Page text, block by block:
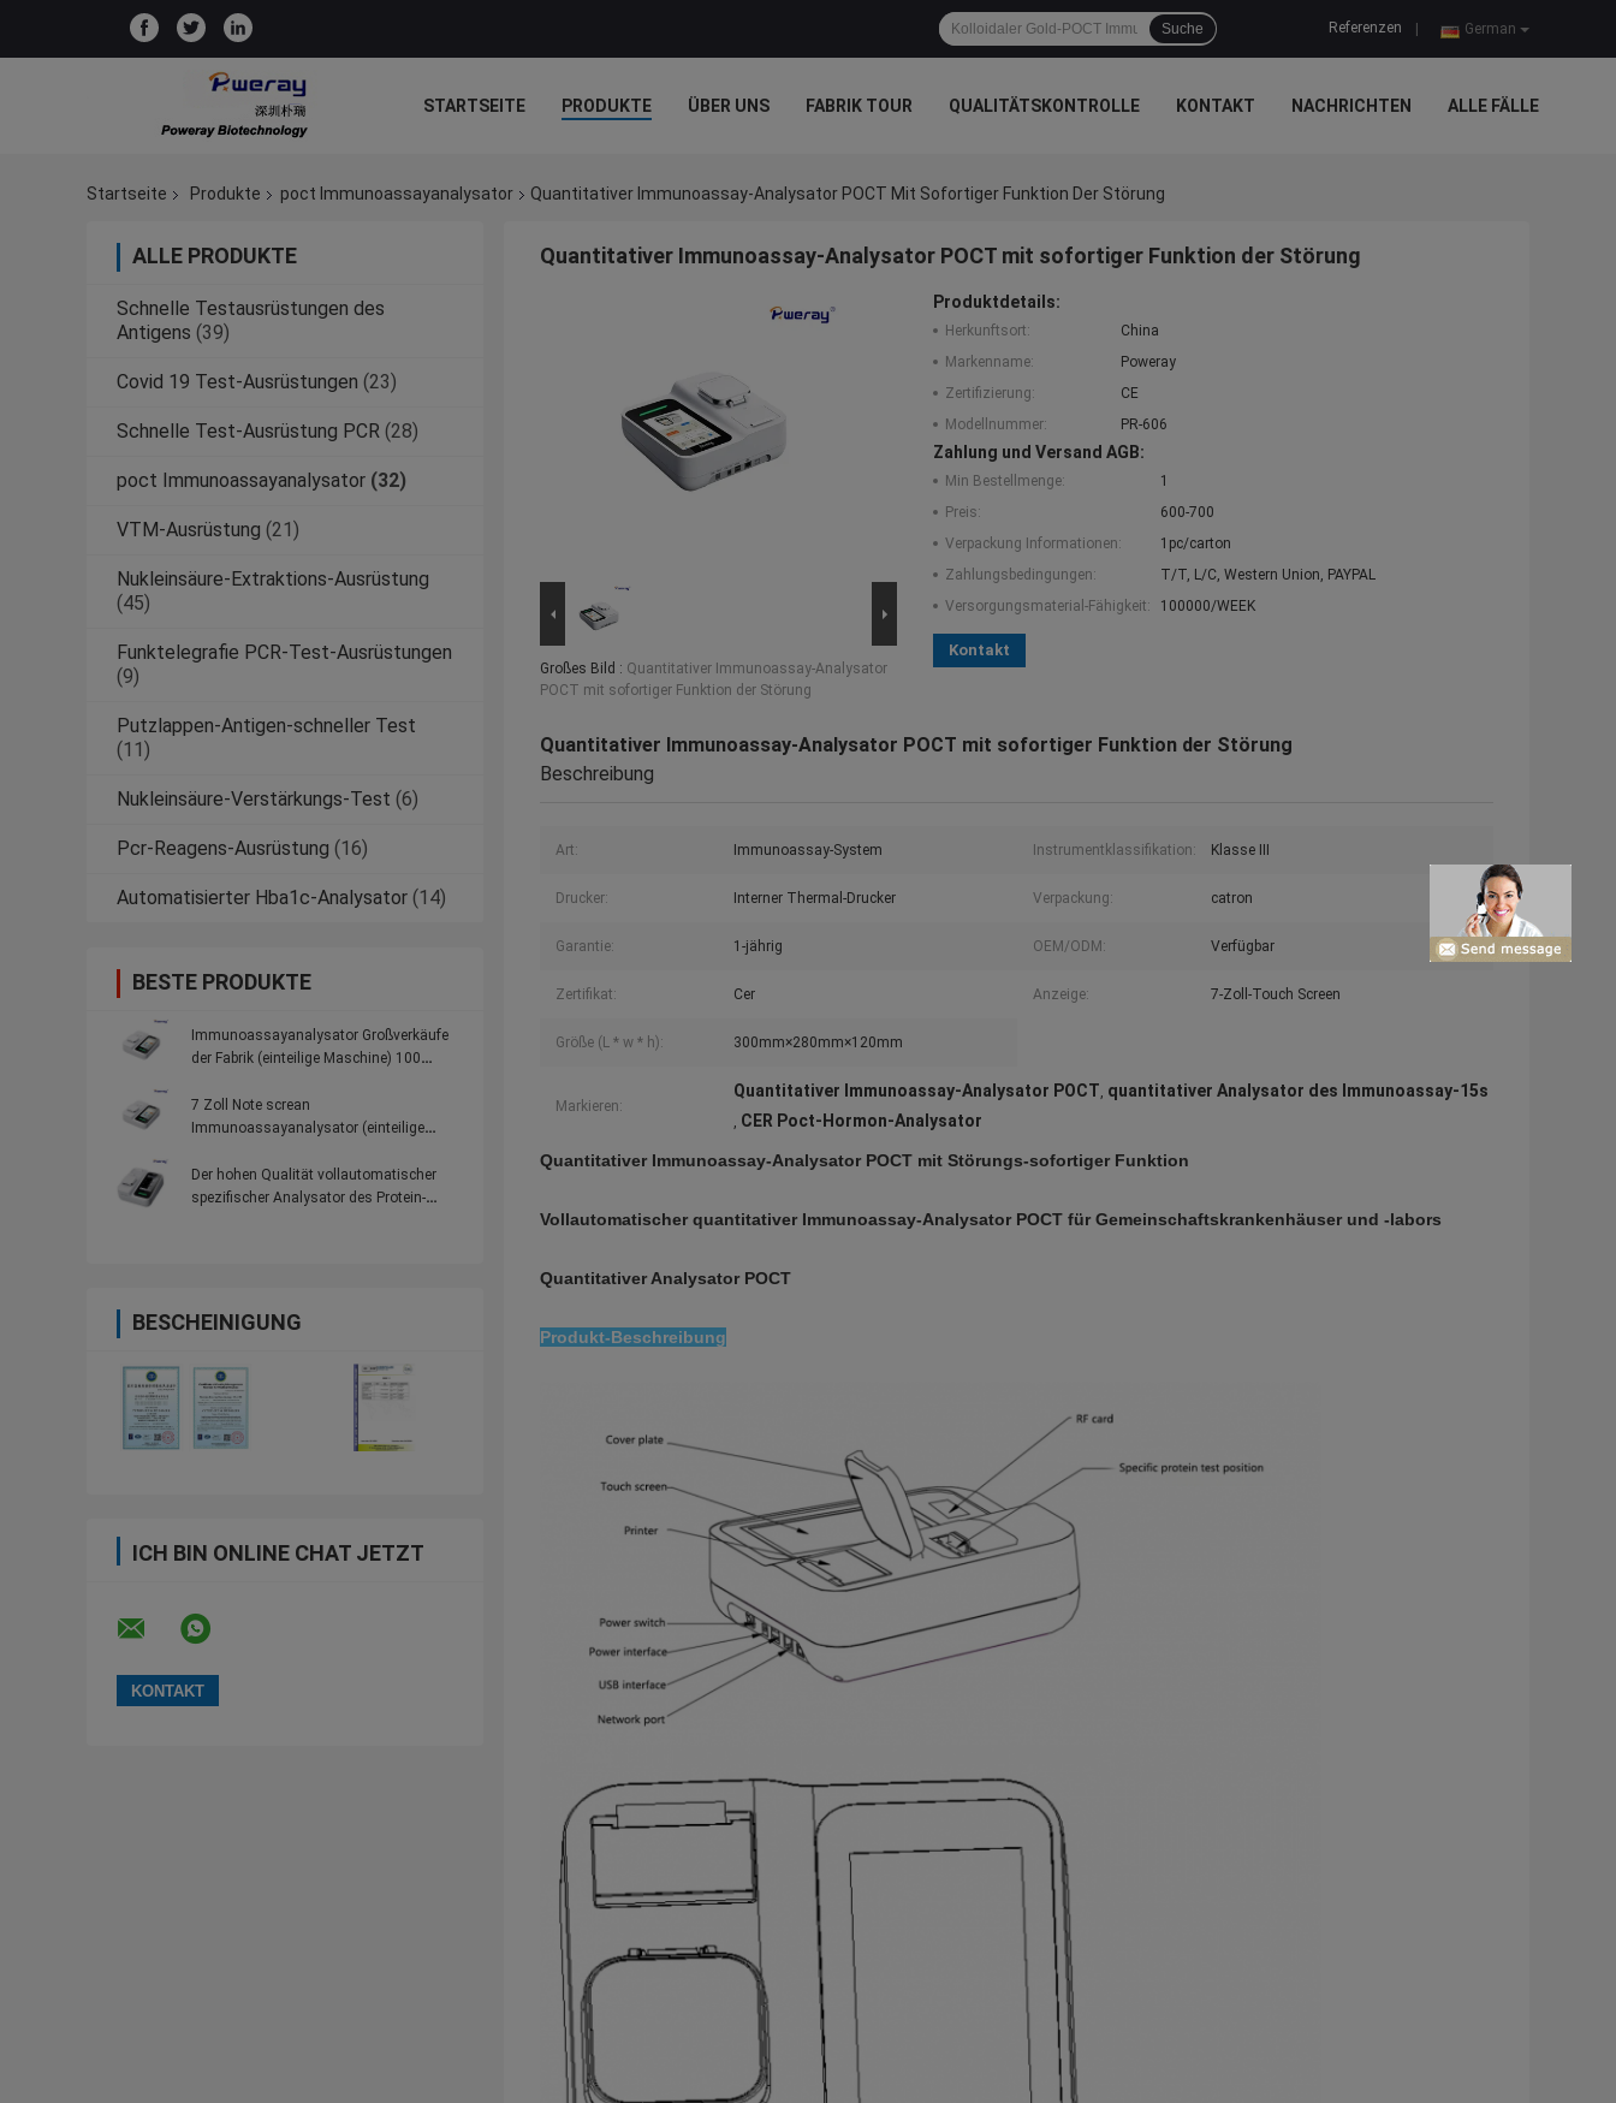
German
Referenzen
Suche
STARTSEITE PRODUKTE ÜBER UNS FABRIK TOUR QUALITÄTSKONTROLLE KONTAKT NACHRICHTEN ALLE FÄLLE
Startseite Produkte poct Immunoassayanalysator Quantitativer Immunoassay-Analysator POCT Mit Sofortiger Funktion Der Störung
ALLE PRODUKTE
Schnelle Testausrüstungen des
Antigens (39)
Covid 19 Test-Ausrüstungen (23)
Schnelle Test-Ausrüstung PCR (28)
poct Immunoassayanalysator (32)
VTM-Ausrüstung (21)
Nukleinsäure-Extraktions-Ausrüstung
(45)
Funktelegrafie PCR-Test-Ausrüstungen
(9)
Putzlappen-Antigen-schneller Test
(11)
Nukleinsäure-Verstärkungs-Test (6)
Pcr-Reagens-Ausrüstung (16)
Automatisierter Hba1c-Analysator (14)
BESTE PRODUKTE
Immunoassayanalysator Großverkäufe
der Fabrik (einteilige Maschine) 100
Gemeinschaftskrankenhäuser
7 Zoll Note screan
Immunoassayanalysator (einteilige
Gemeinschaftskrankenhäuser
Der hohen Qualität vollautomatischer
spezifischer Analysator des Protein-
BESCHEINIGUNG
ICH BIN ONLINE CHAT JETZT
Quantitativer Immunoassay-Analysator POCT mit sofortiger Funktion der Störung
Großes Bild : Quantitativer Immunoassay-Analysator
POCT mit sofortiger Funktion der Störung
Produktdetails:
Herkunftsort:
China
Markenname:
Poweray
Zertifizierung:
CE
Modellnummer:
PR-606
Zahlung und Versand AGB:
Min Bestellmenge:
1
Preis:
600-700
Verpackung Informationen:
1pc/carton
Zahlungsbedingungen:
T/T, L/C, Western Union, PAYPAL
Versorgungsmaterial-Fähigkeit:
100000/WEEK
Kontakt
Quantitativer Immunoassay-Analysator POCT mit sofortiger Funktion der Störung
Beschreibung
Art: Immunoassay-System Instrumentklassifikation: Klasse III
Drucker: Interner Thermal-Drucker Verpackung: catron
Garantie: 1-jährig OEM/ODM: Verfügbar
Zertifikat: Cer Anzeige: 7-Zoll-Touch Screen
Größe (L * w * h): 300mm×280mm×120mm
Markieren:
Quantitativer Immunoassay-Analysator POCT, quantitativer Analysator des Immunoassay-15s
, CER Poct-Hormon-Analysator
Quantitativer Immunoassay-Analysator POCT mit Störungs-sofortiger Funktion
Vollautomatischer quantitativer Immunoassay-Analysator POCT für Gemeinschaftskrankenhäuser und -labors
Quantitativer Analysator POCT
Produkt-Beschreibung